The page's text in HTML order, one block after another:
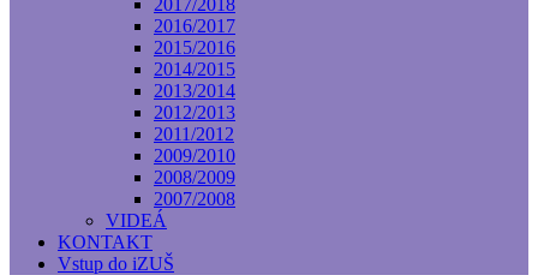
2017/2018
2016/2017
2015/2016
2014/2015
2013/2014
2012/2013
2011/2012
2009/2010
2008/2009
2007/2008
VIDEÁ
KONTAKT
Vstup do iZUŠ